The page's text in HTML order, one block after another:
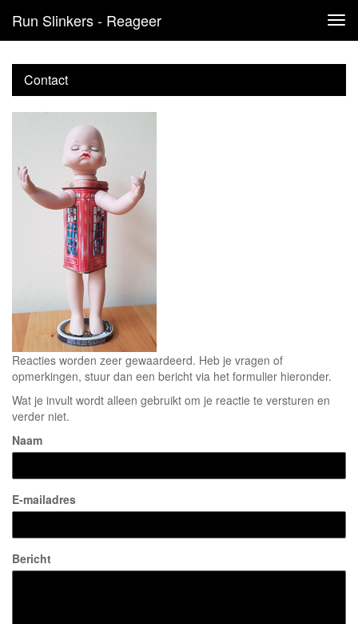
Run Slinkers - Reageer
Contact
Reacties worden zeer gewaardeerd. Heb je vragen of
opmerkingen, stuur dan een bericht via het formulier hieronder.
Wat je invult wordt alleen gebruikt om je reactie te versturen en
verder niet.
Naam
E-mailadres
Bericht